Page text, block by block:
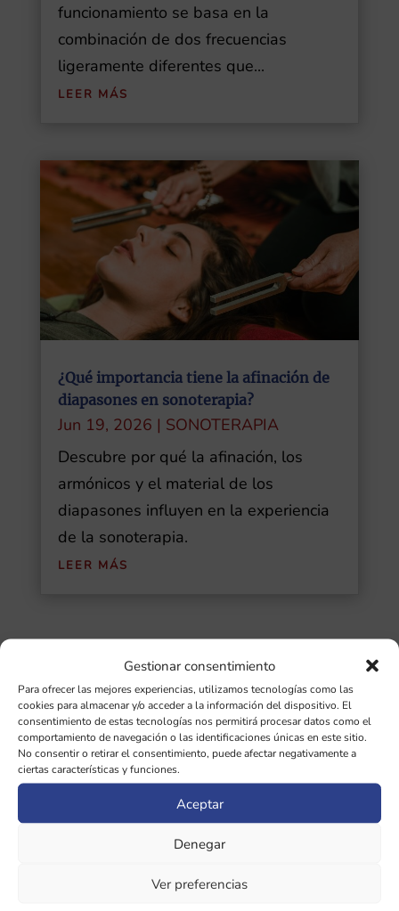
Gestionar consentimiento
Para ofrecer las mejores experiencias, utilizamos tecnologías como las
cookies para almacenar y/o acceder a la información del dispositivo. El
consentimiento de estas tecnologías nos permitirá procesar datos como el
comportamiento de navegación o las identificaciones únicas en este sitio.
No consentir o retirar el consentimiento, puede afectar negativamente a
ciertas características y funciones.
Aceptar
Denegar
Ver preferencias
funcionamiento se basa en la
combinación de dos frecuencias
ligeramente diferentes que...
LEER MÁS
¿Qué importancia tiene la afinación de
diapasones en sonoterapia?
Jun 19, 2026 | SONOTERAPIA
Descubre por qué la afinación, los
armónicos y el material de los
diapasones influyen en la experiencia
de la sonoterapia.
LEER MÁS
Ultimas Entradas
Diapasones binaurales: guía completa de
las 5 frecuencias cerebrales y sus
beneficios
¿Qué importancia tiene la afinación de
diapasones en sonoterapia?